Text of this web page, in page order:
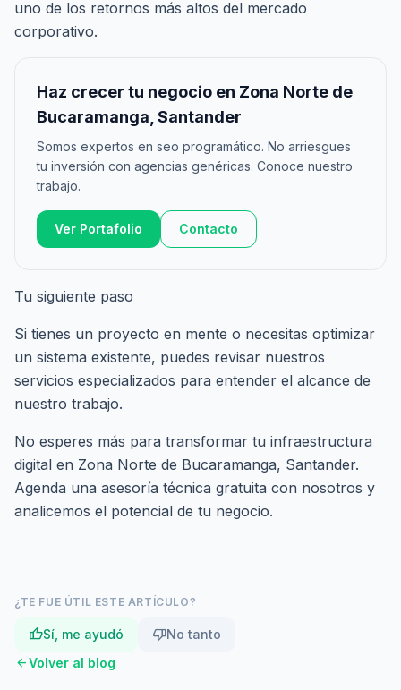
uno de los retornos más altos del mercado
corporativo.
Haz crecer tu negocio en Zona Norte de
Bucaramanga, Santander
Somos expertos en seo programático. No arriesgues
tu inversión con agencias genéricas. Conoce nuestro
trabajo.
Ver Portafolio Contacto
Tu siguiente paso
Si tienes un proyecto en mente o necesitas optimizar
un sistema existente, puedes revisar nuestros
servicios especializados para entender el alcance de
nuestro trabajo.
No esperes más para transformar tu infraestructura
digital en Zona Norte de Bucaramanga, Santander.
Agenda una asesoría técnica gratuita con nosotros y
analicemos el potencial de tu negocio.
¿TE FUE ÚTIL ESTE ARTÍCULO?
thumb_upSí, me ayudó thumb_downNo tanto
arrow_backVolver al blog